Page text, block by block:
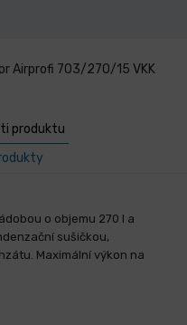
Airprofi 703/270/15 VKK
produktu
o objemu 270 l a
sušičkou,
Maximální výkon na